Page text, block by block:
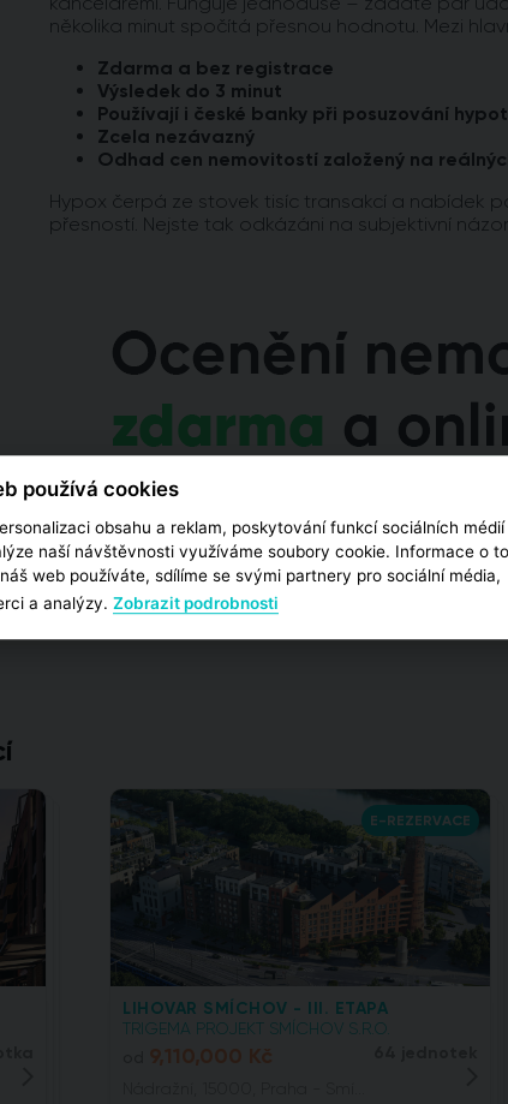
několika minut spočítá přesnou hodnotu. Mezi
Zdarma a bez registrace
Výsledek do 3 minut
Používají i české banky při posuzování
Zcela nezávazný
Odhad cen nemovitostí založený na
Hypox čerpá ze stovek tisíc transakcí a nabídek
přesností. Nejste tak odkázáni na subjektivní
E-REZERVACE
LIHOVAR SMÍCHOV - III. ETAPA
TRIGEMA PROJEKT SMÍCHOV S.R.O.
9,110,000 Kč
používá cookies
obsahu a reklam, poskytování funkcí sociálních médií
naší návštěvnosti využíváme soubory cookie. Informace o
web používáte, sdílíme se svými partnery pro sociální média,
a analýzy. Zobrazit podrobnosti